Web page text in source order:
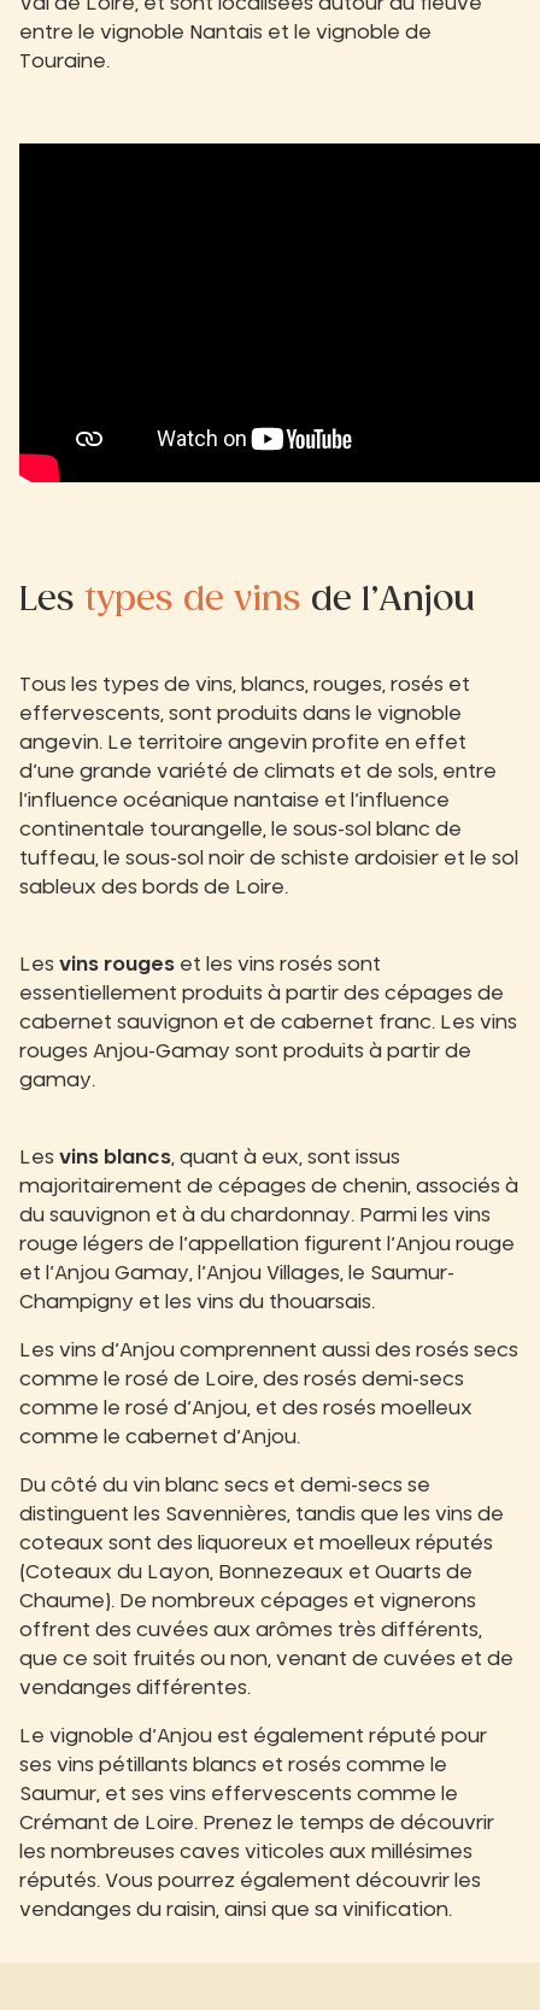
entre le vignoble Nantais et le vignoble de
Touraine.
Les types de vins de l’Anjou
Tous les types de vins, blancs, rouges, rosés et
effervescents, sont produits dans le vignoble
angevin. Le territoire angevin profite en effet
d’une grande variété de climats et de sols, entre
l’influence océanique nantaise et l’influence
continentale tourangelle, le sous-sol blanc de
tuffeau, le sous-sol noir de schiste ardoisier et le sol
sableux des bords de Loire.
Les vins rouges et les vins rosés sont
essentiellement produits à partir des cépages de
cabernet sauvignon et de cabernet franc. Les vins
rouges Anjou-Gamay sont produits à partir de
gamay.
Les vins blancs , quant à eux, sont issus
majoritairement de cépages de chenin, associés à
du sauvignon et à du chardonnay. Parmi les vins
rouge légers de l’appellation figurent l’Anjou rouge
et l’Anjou Gamay, l’Anjou Villages, le Saumur-
Champigny et les vins du thouarsais.
Les vins d’Anjou comprennent aussi des rosés secs
comme le rosé de Loire, des rosés demi-secs
comme le rosé d’Anjou, et des rosés moelleux
comme le cabernet d’Anjou.
Du côté du vin blanc secs et demi-secs se
distinguent les Savennières, tandis que les vins de
coteaux sont des liquoreux et moelleux réputés
(Coteaux du Layon, Bonnezeaux et Quarts de
Chaume). De nombreux cépages et vignerons
offrent des cuvées aux arômes très différents,
que ce soit fruités ou non, venant de cuvées et de
vendanges différentes.
Le vignoble d’Anjou est également réputé pour
ses vins pétillants blancs et rosés comme le
Saumur, et ses vins effervescents comme le
Crémant de Loire. Prenez le temps de découvrir
les nombreuses caves viticoles aux millésimes
réputés. Vous pourrez également découvrir les
vendanges du raisin, ainsi que sa vinification.